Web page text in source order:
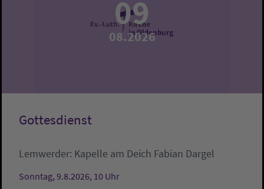
09
08.2026
Gottesdienst
Lemwerder: Kapelle am Deich Fabian Dargel
Sonntag, 9.8.2026, 10 Uhr